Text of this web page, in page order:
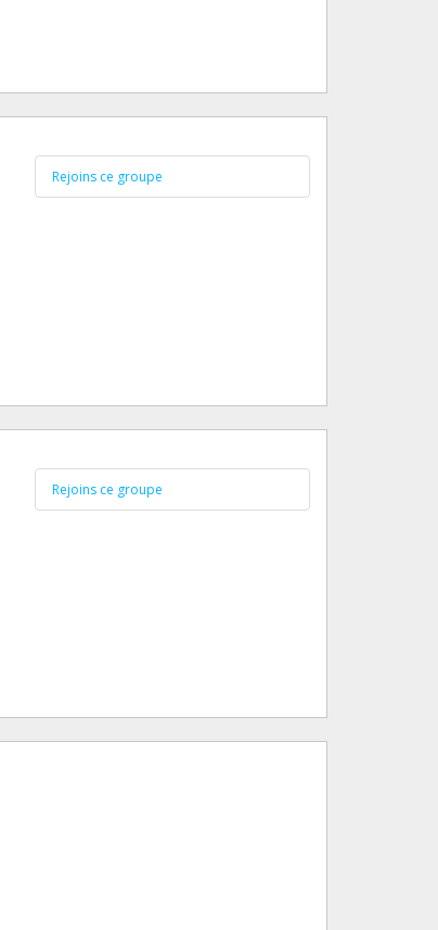
Rejoins ce groupe
Rejoins ce groupe